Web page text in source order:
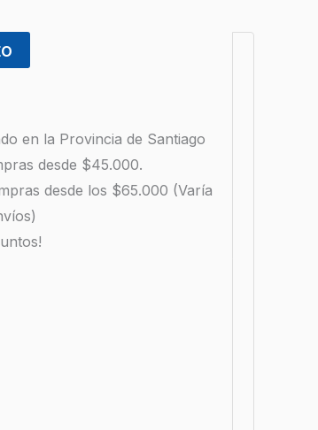
en la Provincia de Santiago
desde $45.000.
desde los $65.000 (Varía